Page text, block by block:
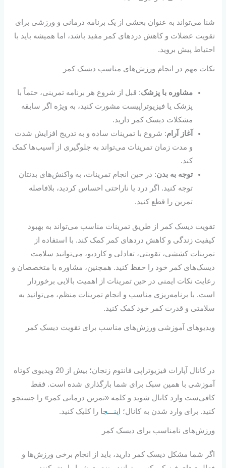
شنا می‌تواند به عنوان بخشی از یک برنامه درمانی و ورزشی برای
تقویت عضلات و کاهش دردهای کمر مفید باشد، اما همیشه باید با
احتیاط پیش بروید.
نکات مهم در انجام ورزش‌های مناسب دیسک کمر
مشاوره با پزشک: قبل از شروع هر برنامه تمرینی، حتماً با
پزشک یا فیزیوتراپیست مشورت کنید، به ویژه اگر سابقه
مشکلات دیسک کمر دارید.
آغاز آرام: شروع با تمرینات ساده و به تدریج افزایش شدت
و مدت زمان تمرینات می‌تواند به جلوگیری از آسیب‌ها کمک
کند.
توجه به بدن: در حین انجام تمرینات، به واکنش‌های بدنتان
توجه کنید. اگر درد یا ناراحتی احساس کردید، بلافاصله
تمرین را قطع کنید.
تقویت دیسک کمر از طریق تمرینات مناسب می‌تواند به بهبود
کیفیت زندگی و کاهش دردهای کمر کمک کند. با استفاده از
تمرینات کششی، تقویتی، تعادلی و کاردیو، می‌توانید سلامت
دیسک‌های کمر خود را حفظ کنید. همچنین، مشاوره با متخصصان و
رعایت نکات ایمنی در حین تمرینات از اهمیت بالایی برخوردار
است. با برنامه‌ریزی مناسب و انجام تمرینات منظم، می‌توانید به
سلامتی و قدرت کمر خود کمک کنید.
ویدیوهای آموزشی ورزش‌های مناسب برای تقویت دیسک کمر
در کانال آپارات فیزیوتراپی فانتوم زنجان؛ بیش از 20 ویدیوی کوتاه
آموزشی با همین سبک برای شما بارگذاری شده است. فقط
کافی‌ست وارد کانال شوید و کلمه «تمرین درمانی کمر» را جستجو
کنید. برای وارد شدن به کانال؛
اینـــجا را کلیک کنید.
ورزش‌های نامناسب برای دیسک کمر
اگر شما مشکل دیسک کمر دارید، باید از انجام برخی ورزش‌ها و